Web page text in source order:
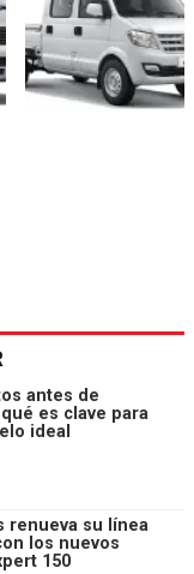
antes de
es clave para
ideal
renueva su línea
los nuevos
150